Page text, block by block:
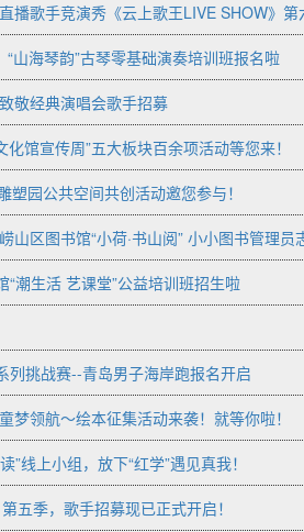
播歌手竞演秀《云上歌王LIVE SHOW》第
山海琴韵”古琴零基础演奏培训班报名啦
敬经典演唱会歌手招募
馆宣传周”五大板块百余项活动等您来！
塑园公共空间共创活动邀您参与！
山区图书馆“小荷·书山阅” 小小图书管理
潮生活 艺课堂”公益培训班招生啦
列挑战赛--青岛男子海岸跑报名开启
梦领航～绘本征集活动来袭！就等你啦！
”线上小组，放下“红学”遇见真我！
五季，歌手招募现已正式开启！